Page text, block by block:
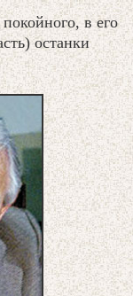
в его
останки